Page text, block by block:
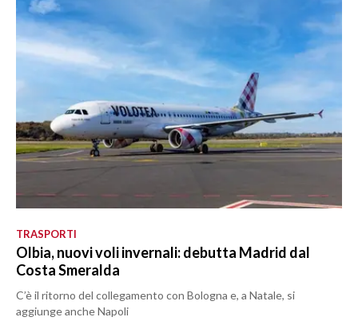
TRASPORTI
Olbia, nuovi voli invernali: debutta Madrid dal
Costa Smeralda
C’è il ritorno del collegamento con Bologna e, a Natale, si
aggiunge anche Napoli